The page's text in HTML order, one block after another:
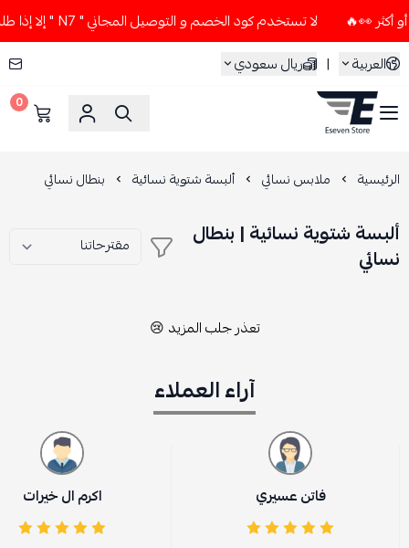
لا تستخدم كود الخصم و التوصيل المجاني " N7 " إلا إذا طلبت قطعتين أو أكثر 👀🔥
العربية
| ريال سعودي
ESEVEN STORE
0
الرئيسية ملابس نسائي ألبسة شتوية نسائية بنطال نسائي
ألبسة شتوية نسائية | بنطال
نسائي
تعذر جلب المزيد 😢
آراء العملاء
فاتن عسيري اكرم ال خيرات